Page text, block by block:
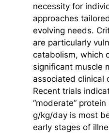
necessity for
approaches
evolving needs.
are particularly
catabolism, which
significant muscle
associated clinical
Recent trials
“moderate”
g/kg/day is most
early stages of